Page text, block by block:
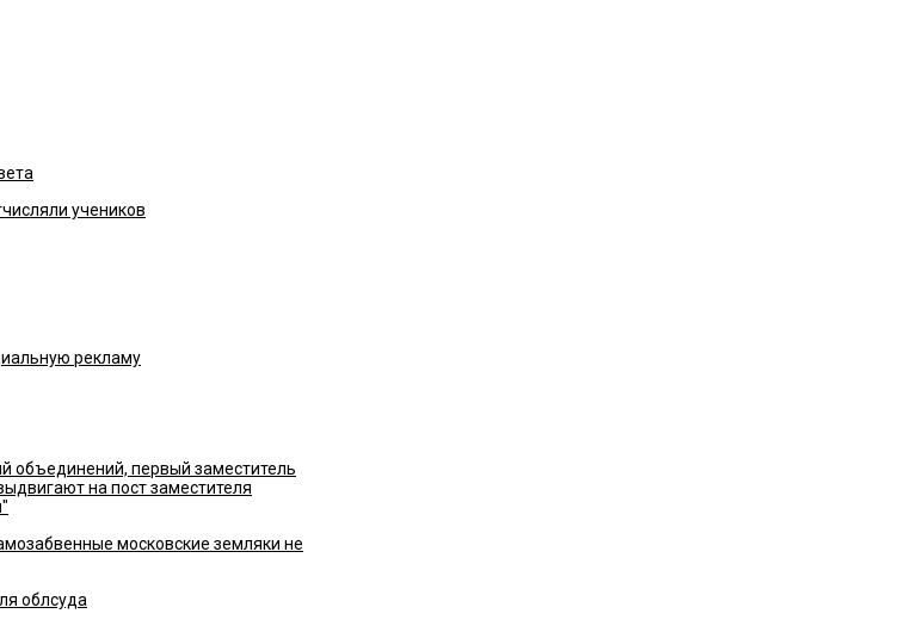
учеников
рекламу
объединений, первый заместитель
на пост заместителя
московские земляки не
облсуда